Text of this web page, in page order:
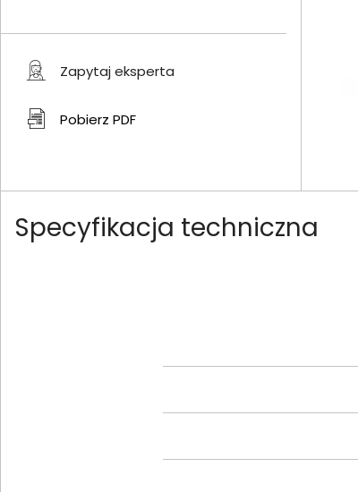
Zapytaj eksperta
Pobierz PDF
Specyfikacja techniczna